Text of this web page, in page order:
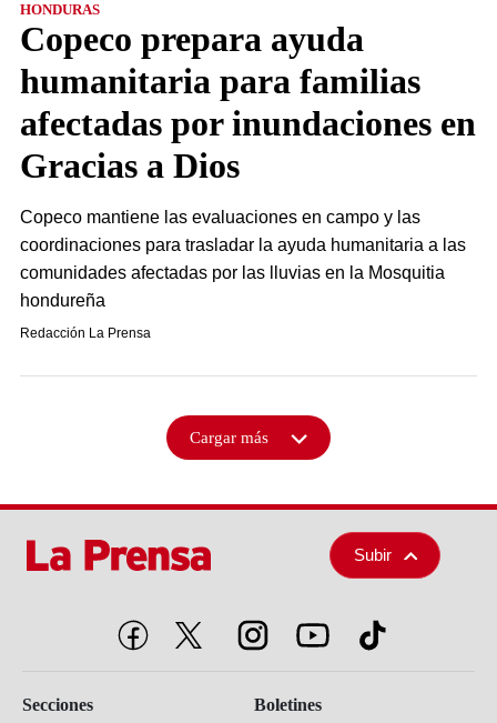
HONDURAS
Copeco prepara ayuda
humanitaria para familias
afectadas por inundaciones en
Gracias a Dios
Copeco mantiene las evaluaciones en campo y las
coordinaciones para trasladar la ayuda humanitaria a las
comunidades afectadas por las lluvias en la Mosquitia
hondureña
Redacción La Prensa
Cargar más
Subir
Secciones Boletines